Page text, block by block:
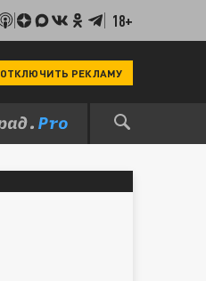
18+
ОТКЛЮЧИТЬ РЕКЛАМУ